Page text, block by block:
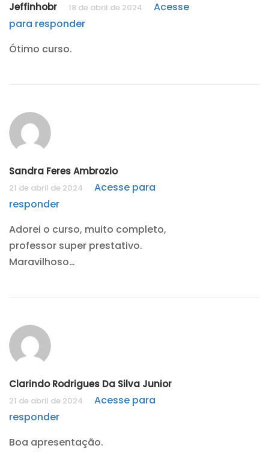
Jeffinhobr 18 de abril de 2024
Acesse
para responder
Ótimo curso.
Sandra Feres Ambrozio
21 de abril de 2024
Acesse para
responder
Adorei o curso, muito completo,
professor super prestativo.
Maravilhoso…
Clarindo Rodrigues Da Silva Junior
21 de abril de 2024
Acesse para
responder
Boa apresentação.